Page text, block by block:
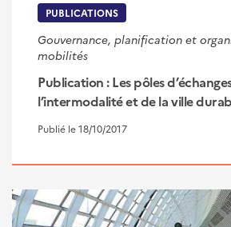
PUBLICATIONS
Gouvernance, planification et
mobilités
Publication : Les pôles
l’intermodalité et de la ville
Publié le 18/10/2017